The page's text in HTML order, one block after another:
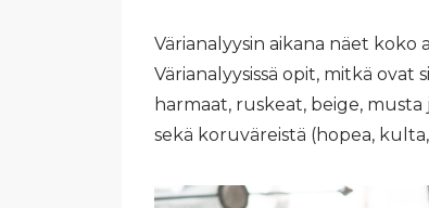
Värianalyysin aikana näet koko
Värianalyysissä opit, mitkä ovat
harmaat, ruskeat, beige,
sekä koruväreistä (hopea,